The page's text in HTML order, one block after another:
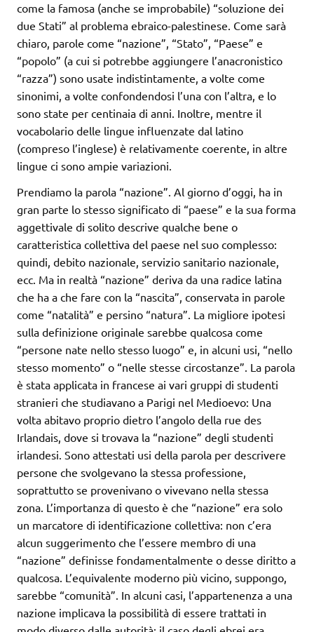
come la famosa (anche se improbabile) “soluzione dei
due Stati” al problema ebraico-palestinese. Come sarà
chiaro, parole come “nazione”, “Stato”, “Paese” e
“popolo” (a cui si potrebbe aggiungere l’anacronistico
“razza”) sono usate indistintamente, a volte come
sinonimi, a volte confondendosi l’una con l’altra, e lo
sono state per centinaia di anni. Inoltre, mentre il
vocabolario delle lingue influenzate dal latino
(compreso l’inglese) è relativamente coerente, in altre
lingue ci sono ampie variazioni.
Prendiamo la parola “nazione”. Al giorno d’oggi, ha in
gran parte lo stesso significato di “paese” e la sua forma
aggettivale di solito descrive qualche bene o
caratteristica collettiva del paese nel suo complesso:
quindi, debito nazionale, servizio sanitario nazionale,
ecc. Ma in realtà “nazione” deriva da una radice latina
che ha a che fare con la “nascita”, conservata in parole
come “natalità” e persino “natura”. La migliore ipotesi
sulla definizione originale sarebbe qualcosa come
“persone nate nello stesso luogo” e, in alcuni usi, “nello
stesso momento” o “nelle stesse circostanze”. La parola
è stata applicata in francese ai vari gruppi di studenti
stranieri che studiavano a Parigi nel Medioevo: Una
volta abitavo proprio dietro l’angolo della rue des
Irlandais, dove si trovava la “nazione” degli studenti
irlandesi. Sono attestati usi della parola per descrivere
persone che svolgevano la stessa professione,
soprattutto se provenivano o vivevano nella stessa
zona. L’importanza di questo è che “nazione” era solo
un marcatore di identificazione collettiva: non c’era
alcun suggerimento che l’essere membro di una
“nazione” definisse fondamentalmente o desse diritto a
qualcosa. L’equivalente moderno più vicino, suppongo,
sarebbe “comunità”. In alcuni casi, l’appartenenza a una
nazione implicava la possibilità di essere trattati in